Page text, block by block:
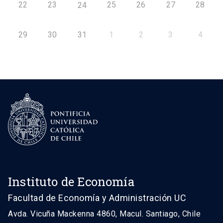
22 23 24 25 26 27 28
29 30 31 1 2 3 4
Instituto de Economía
Facultad de Economía y Administración UC
Avda. Vicuña Mackenna 4860, Macul. Santiago, Chile